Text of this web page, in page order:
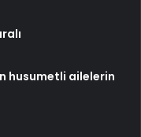
husumetli ailelerin